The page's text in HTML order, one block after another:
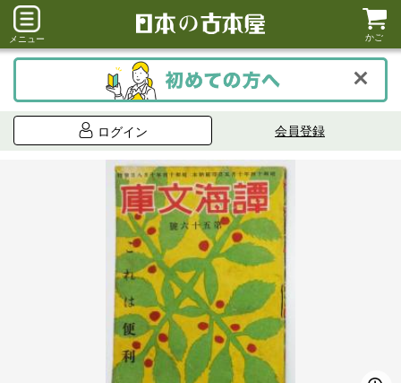
メニュー かご
ログイン 会員登録